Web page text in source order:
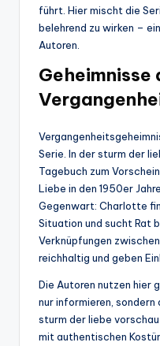
führt. Hier mischt die
belehrend zu wirken –
Autoren.
Geheimnisse
Serie. In der sturm der
Tagebuch zum
Liebe in den 1950er
Gegenwart: Charlotte
Situation und sucht Rat
Verknüpfungen
reichhaltig und geben
Die Autoren nutzen hier
nur informieren, sondern
sturm der liebe
mit authentischen